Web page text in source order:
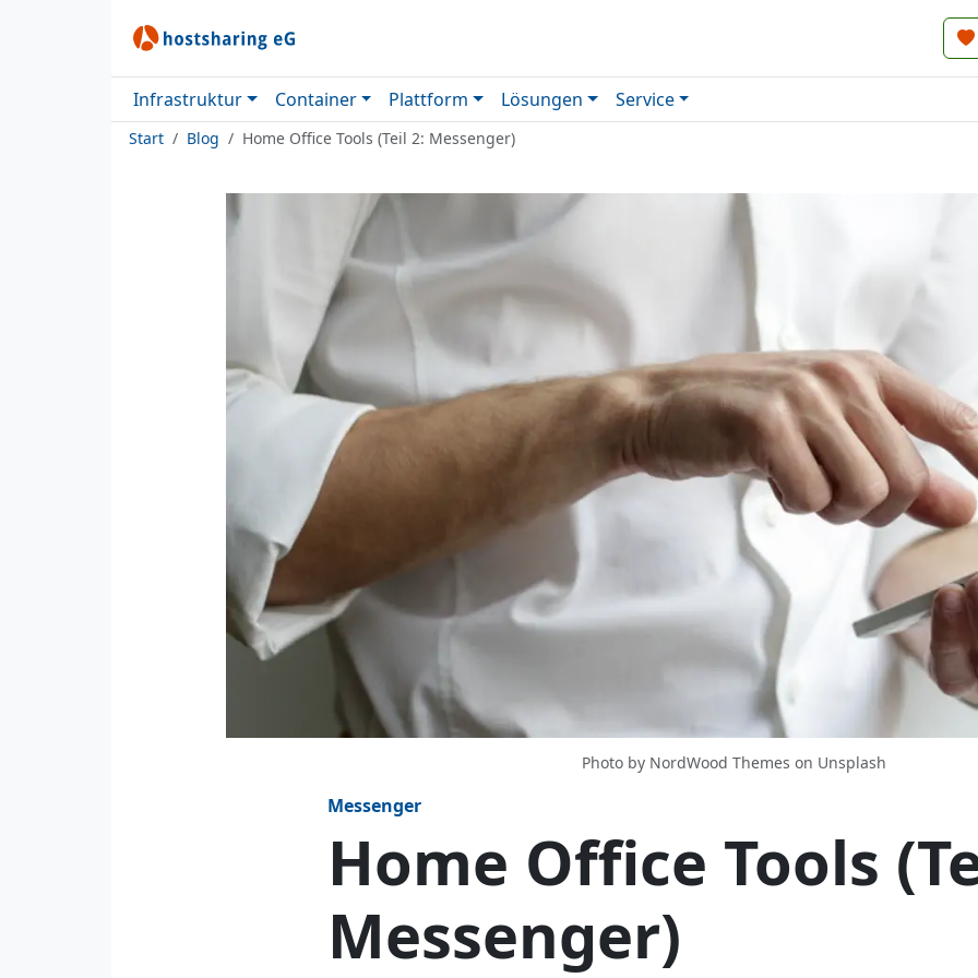
Infrastruktur Container Plattform Lösungen Service
Start Blog Home Office Tools (Teil 2: Messenger)
Photo by NordWood Themes on Unsplash
Messenger
Home Office Tools
Messenger)